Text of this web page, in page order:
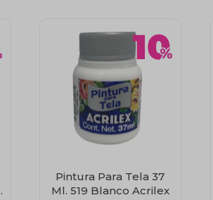
Pintura Para Tela 37
Ml. 519 Blanco Acrilex